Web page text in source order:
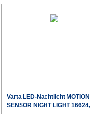
Varta LED-Nachtlicht MOTION
SENSOR NIGHT LIGHT